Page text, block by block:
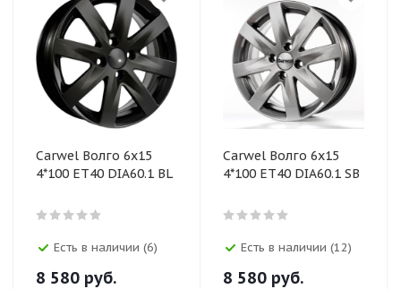
Carwel Волго 6x15
4*100 ET40 DIA60.1 BL
Есть в наличии (6)
8 580 руб.
Carwel Волго 6x15
4*100 ET40 DIA60.1 SB
Есть в наличии (12)
8 580 руб.